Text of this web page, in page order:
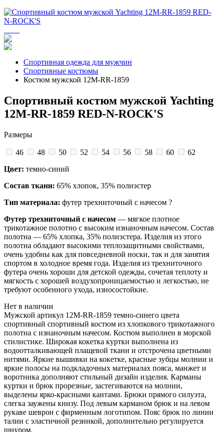
Спортивная одежда для мужчин
Спортивные костюмы
Костюм мужской 12M-RR-1859
Спортивный костюм мужской Yachting
12M-RR-1859 RED-N-ROCK'S
Размеры
46 48 50 52 54 56 58 60
62
Цвет: темно-синий
Состав ткани: 65% хлопок, 35% полиэстер
Тип материала: футер трехниточный с начесом ?
Футер трехниточный с начесом — мягкое плотное
трикотажное полотно с высоким изнаночным начесом. Состав
полотна — 65% хлопка, 35% полиэстера. Изделия из этого
полотна обладают высокими теплозащитными свойствами,
очень удобны как для повседневной носки, так и для занятия
спортом в холодное время года. Изделия из трехниточного
футера очень хороши для детской одежды, сочетая теплоту и
мягкость с хорошей воздухопроницаемостью и легкостью, не
требуют особенного ухода, износостойкие.
Нет в наличии
Мужской артикул 12M-RR-1859 темно-синего цвета
спортивный спортивный костюм из хлопкового трикотажного
полотна с изнаночным начесом. Костюм выполнен в морской
стилистике. Широкая кокетка куртки выполнена из
водоотталкивающей плащевой ткани и отстрочена цветными
нитями. Яркие вышивки на кокетке, красные зубцы молнии и
яркие полосы на подкладочных материалах пояса, манжет и
воротника дополняют стильный дизайн изделия. Карманы
куртки и брюк прорезные, застегиваются на молнии,
выделены ярко-красными кантами. Брюки прямого силуэта,
слегка заужены книзу. Под левым карманом брюк и на левом
рукаве шеврон с фирменным логотипом. Пояс брюк по линии
талии с эластичной резинкой, дополнительно регулируется
шнуром.